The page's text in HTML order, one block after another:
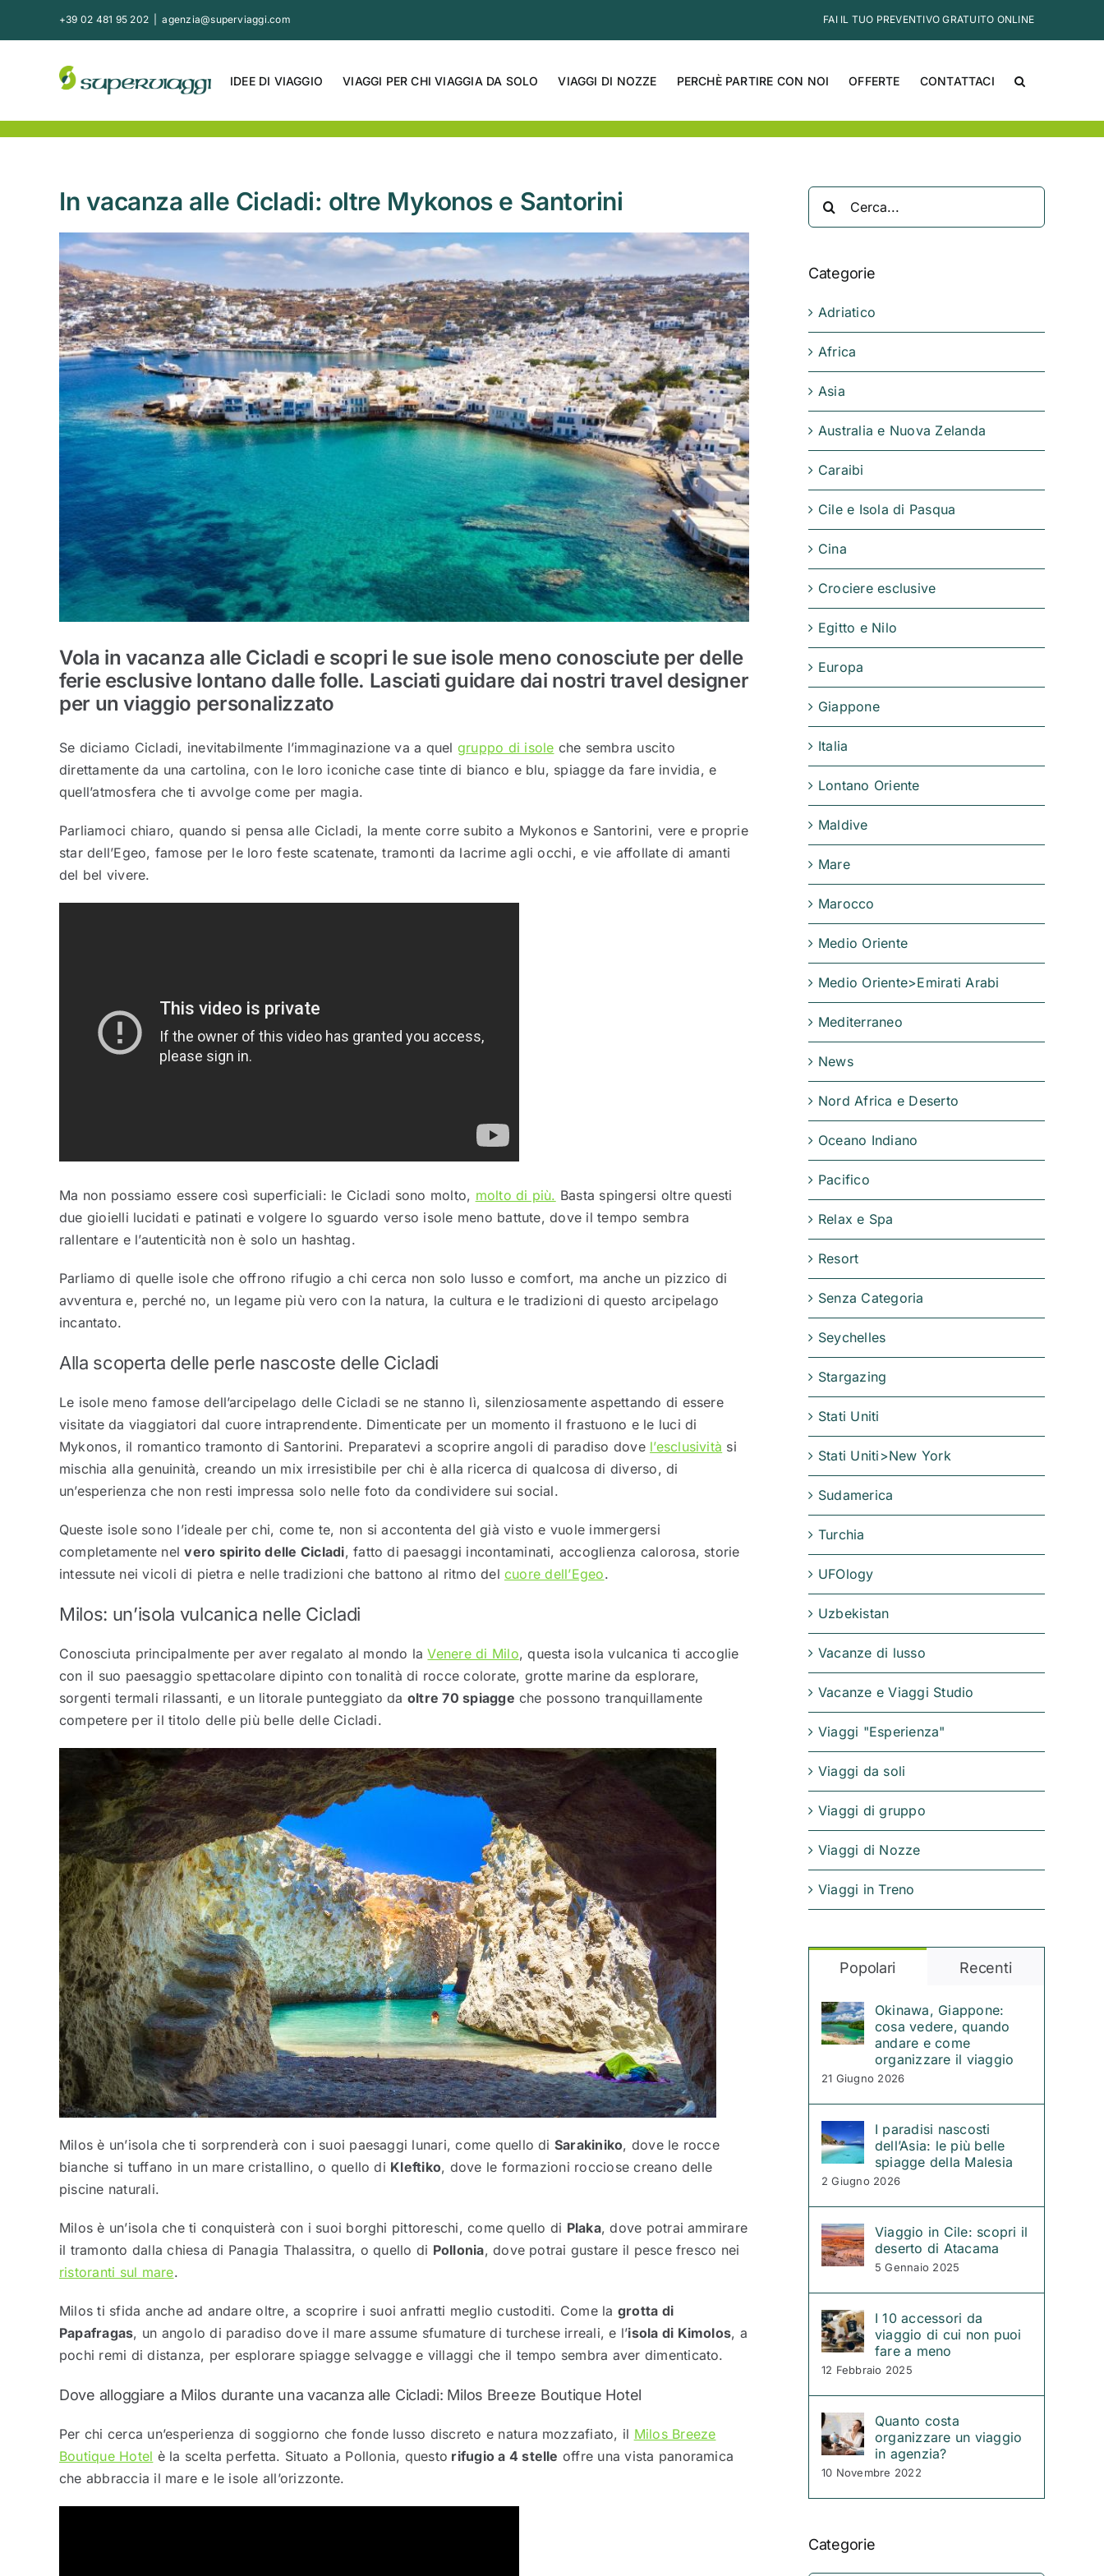
+39 02 481 95 202 agenzia@superviaggi.com FAI IL TUO PREVENTIVO GRATUITO ONLINE
IDEE DI VIAGGIO VIAGGI PER CHI VIAGGIA DA SOLO VIAGGI DI NOZZE PERCHÈ PARTIRE CON NOI OFFERTE CONTATTACI
In vacanza alle Cicladi: oltre Mykonos e Santorini
Ingrandisci
immagine
Vola in vacanza alle Cicladi e scopri le sue isole meno conosciute per delle
ferie esclusive lontano dalle folle. Lasciati guidare dai nostri travel designer
per un viaggio personalizzato
Se diciamo Cicladi, inevitabilmente l’immaginazione va a quel gruppo di isole che sembra uscito
direttamente da una cartolina, con le loro iconiche case tinte di bianco e blu, spiagge da fare invidia, e
quell’atmosfera che ti avvolge come per magia.
Parliamoci chiaro, quando si pensa alle Cicladi, la mente corre subito a Mykonos e Santorini, vere e proprie
star dell’Egeo, famose per le loro feste scatenate, tramonti da lacrime agli occhi, e vie affollate di amanti
del bel vivere.
Ma non possiamo essere così superficiali: le Cicladi sono molto, molto di più. Basta spingersi oltre questi
due gioielli lucidati e patinati e volgere lo sguardo verso isole meno battute, dove il tempo sembra
rallentare e l’autenticità non è solo un hashtag.
Parliamo di quelle isole che offrono rifugio a chi cerca non solo lusso e comfort, ma anche un pizzico di
avventura e, perché no, un legame più vero con la natura, la cultura e le tradizioni di questo arcipelago
incantato.
Alla scoperta delle perle nascoste delle Cicladi
Le isole meno famose dell’arcipelago delle Cicladi se ne stanno lì, silenziosamente aspettando di essere
visitate da viaggiatori dal cuore intraprendente. Dimenticate per un momento il frastuono e le luci di
Mykonos, il romantico tramonto di Santorini. Preparatevi a scoprire angoli di paradiso dove l’esclusività si
mischia alla genuinità, creando un mix irresistibile per chi è alla ricerca di qualcosa di diverso, di
un’esperienza che non resti impressa solo nelle foto da condividere sui social.
Queste isole sono l’ideale per chi, come te, non si accontenta del già visto e vuole immergersi
completamente nelvero spirito delle Cicladi, fatto di paesaggi incontaminati, accoglienza calorosa, storie
intessute nei vicoli di pietra e nelle tradizioni che battono al ritmo del cuore dell’Egeo.
Milos: un’isola vulcanica nelle Cicladi
Conosciuta principalmente per aver regalato al mondo laVenere di Milo, questa isola vulcanica ti accoglie
con il suo paesaggio spettacolare dipinto con tonalità di rocce colorate, grotte marine da esplorare,
sorgenti termali rilassanti, e un litorale punteggiato da oltre 70 spiagge che possono tranquillamente
competere per il titolo delle più belle delle Cicladi.
Milos è un’isola che ti sorprenderà con i suoi paesaggi lunari, come quello di Sarakiniko, dove le rocce
bianche si tuffano in un mare cristallino, o quello di Kleftiko, dove le formazioni rocciose creano delle
piscine naturali.
Milos è un’isola che ti conquisterà con i suoi borghi pittoreschi, come quello di Plaka, dove potrai ammirare
il tramonto dalla chiesa di Panagia Thalassitra, o quello di Pollonia, dove potrai gustare il pesce fresco nei
ristoranti sul mare.
Milos ti sfida anche ad andare oltre, a scoprire i suoi anfratti meglio custoditi. Come la grotta di
Papafragas, un angolo di paradiso dove il mare assume sfumature di turchese irreali, e l’isola di Kimolos, a
pochi remi di distanza, per esplorare spiagge selvagge e villaggi che il tempo sembra aver dimenticato.
Dove alloggiare a Milos durante una vacanza alle Cicladi: Milos Breeze Boutique Hotel
Per chi cerca un’esperienza di soggiorno che fonde lusso discreto e natura mozzafiato, il Milos Breeze
Boutique Hotel è la scelta perfetta. Situato a Pollonia, questo rifugio a 4 stelle offre una vista panoramica
che abbraccia il mare e le isole all’orizzonte.
Categorie
Adriatico
Africa
Asia
Australia e Nuova Zelanda
Caraibi
Cile e Isola di Pasqua
Cina
Crociere esclusive
Egitto e Nilo
Europa
Giappone
Italia
Lontano Oriente
Maldive
Mare
Marocco
Medio Oriente
Medio Oriente>Emirati Arabi
Mediterraneo
News
Nord Africa e Deserto
Oceano Indiano
Pacifico
Relax e Spa
Resort
Senza Categoria
Seychelles
Stargazing
Stati Uniti
Stati Uniti>New York
Sudamerica
Turchia
UFOlogy
Uzbekistan
Vacanze di lusso
Vacanze e Viaggi Studio
Viaggi "Esperienza"
Viaggi da soli
Viaggi di gruppo
Viaggi di Nozze
Viaggi in Treno
Popolari Recenti
Okinawa, Giappone:
cosa vedere, quando
andare e come
organizzare il viaggio
21 Giugno 2026
I paradisi nascosti
dell’Asia: le più belle
spiagge della Malesia
2 Giugno 2026
Viaggio in Cile: scopri il
deserto di Atacama
5 Gennaio 2025
I 10 accessori da
viaggio di cui non puoi
fare a meno
12 Febbraio 2025
Quanto costa
organizzare un viaggio
in agenzia?
10 Novembre 2022
Categorie